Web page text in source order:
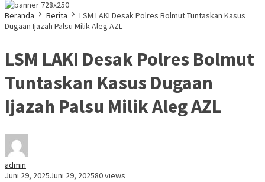
Beranda
Berita
LSM LAKI Desak Polres Bolmut Tuntaskan Kasus
Dugaan Ijazah Palsu Milik Aleg AZL
LSM LAKI Desak Polres Bolmut
Tuntaskan Kasus Dugaan
Ijazah Palsu Milik Aleg AZL
admin
Juni 29, 2025Juni 29, 202580 views